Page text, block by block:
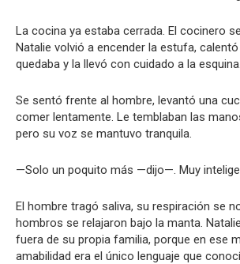
La cocina ya estaba cerrada. El cocinero
Natalie volvió a encender la estufa,
quedaba y la llevó con cuidado a la esquina.
Se sentó frente al hombre, levantó una
comer lentamente. Le temblaban las
pero su voz se mantuvo tranquila.
—Solo un poquito más —dijo—. Muy
El hombre tragó saliva, su respiración se
hombros se relajaron bajo la manta.
fuera de su propia familia, porque en ese
amabilidad era el único lenguaje que